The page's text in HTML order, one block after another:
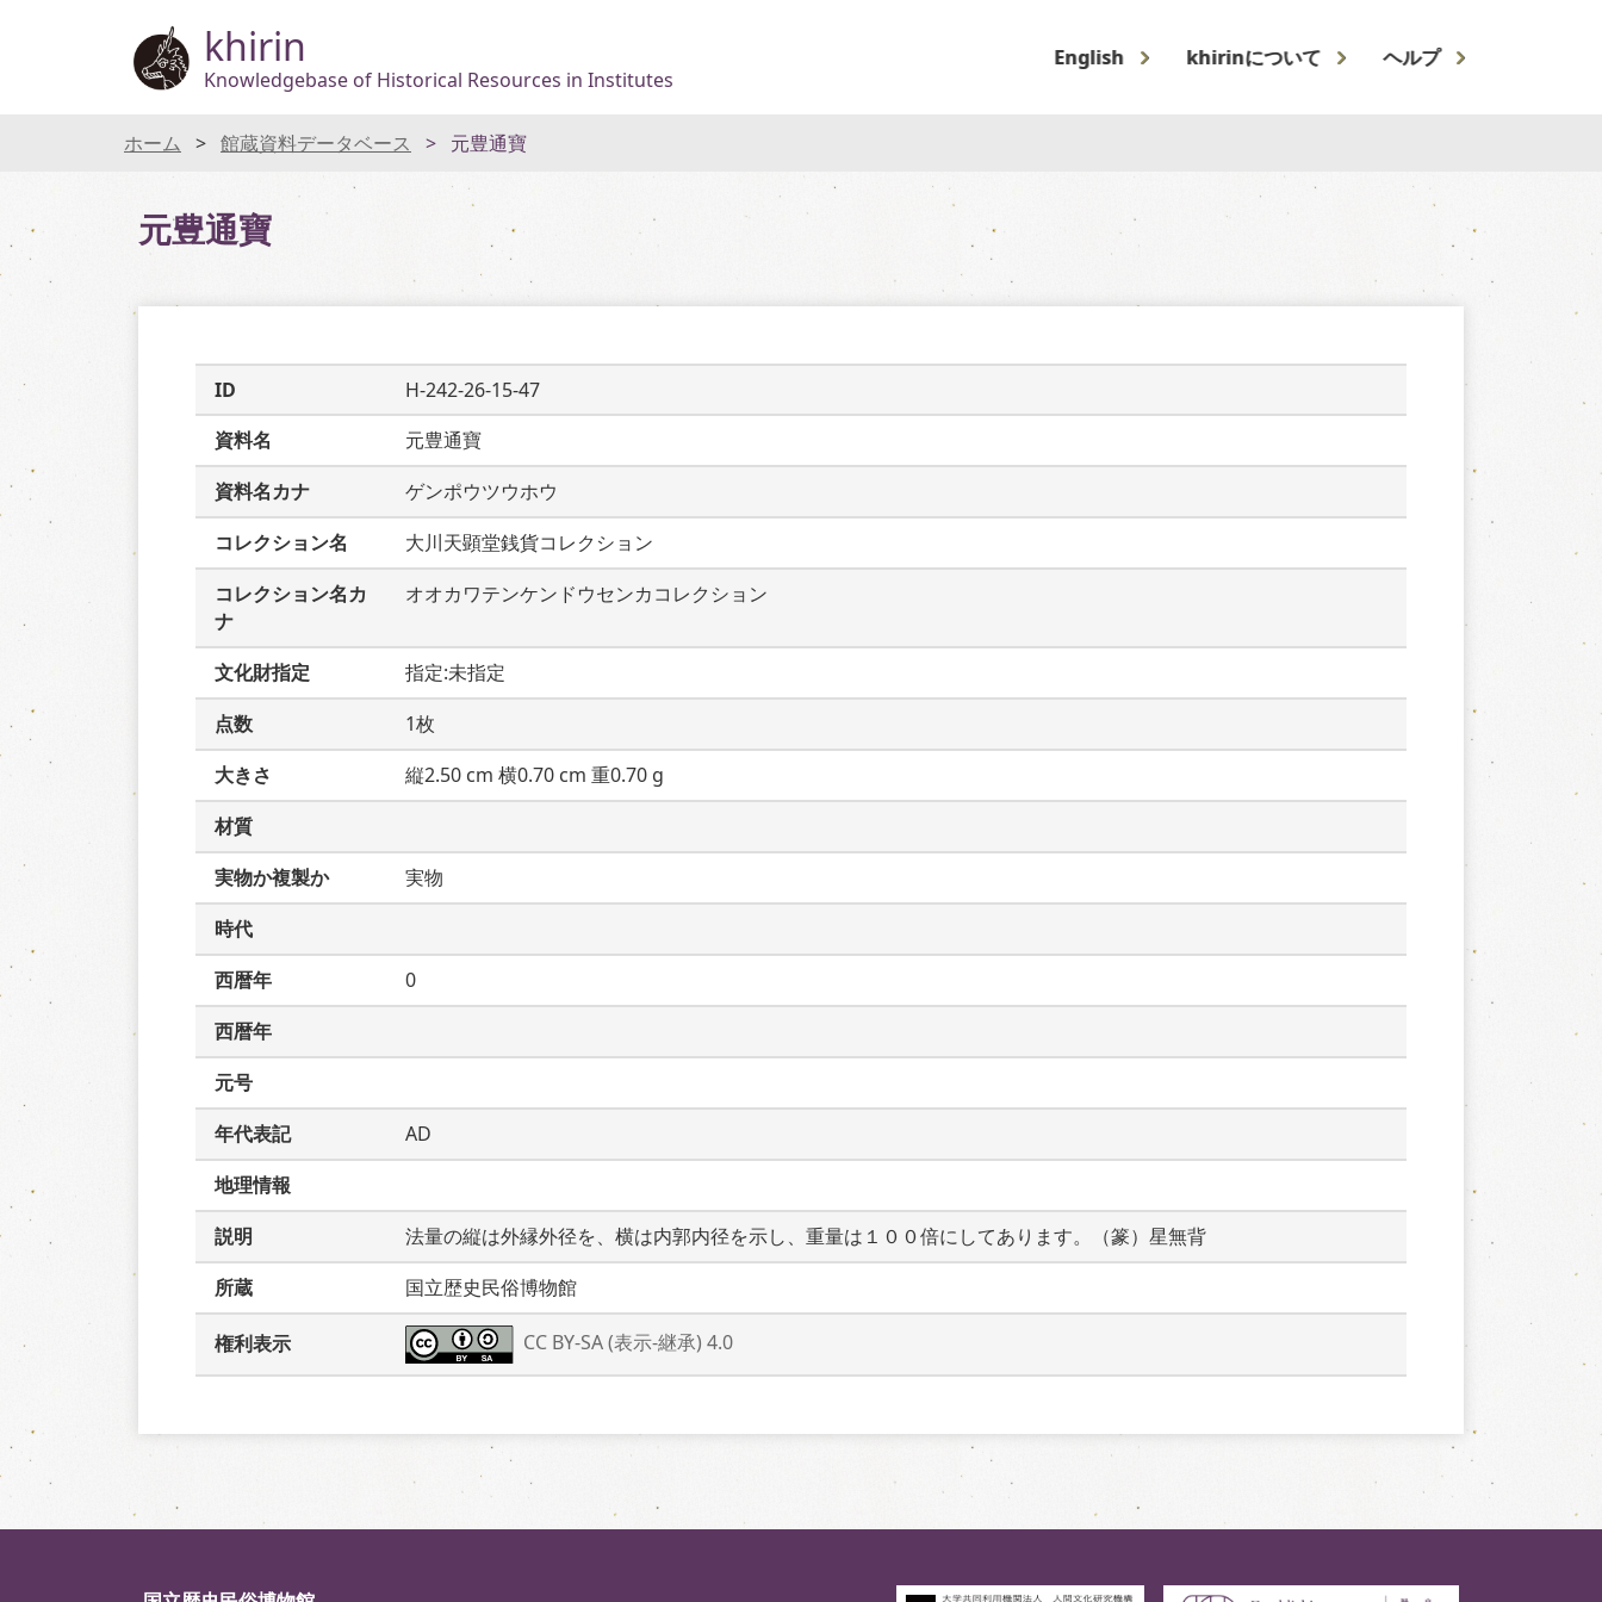
khirin
Knowledgebase of Historical Resources in Institutes
English khirinについて ヘルプ
ホーム 館蔵資料データベース 元豊通寶
元豊通寶
ID
H-242-26-15-47
資料名
元豊通寶
資料名カナ
ゲンポウツウホウ
コレクション名
大川天顕堂銭貨コレクション
コレクション名カ
ナ
オオカワテンケンドウセンカコレクション
文化財指定
指定:未指定
点数
1枚
大きさ
縦2.50 cm 横0.70 cm 重0.70 g
材質
実物か複製か
実物
時代
西暦年
0
西暦年
元号
年代表記
AD
地理情報
説明
法量の縦は外縁外径を、横は内郭内径を示し、重量は１００倍にしてあります。（篆）星無背
所蔵
国立歴史民俗博物館
権利表示 CC BY-SA (表示-継承) 4.0